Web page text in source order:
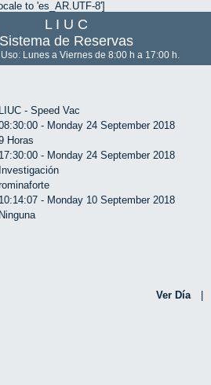
to 'es_AR.UTF-8']
L I U C
Sistema de Reservas
Lunes a Viernes de 8:00 h a 17:00 h.
LIUC - Speed Vac
- Monday 24 September 2018
Horas
17:30:00 - Monday 24 September 2018
Investigación
10:14:07 - Monday 10 September 2018
Ninguna
Ver Día